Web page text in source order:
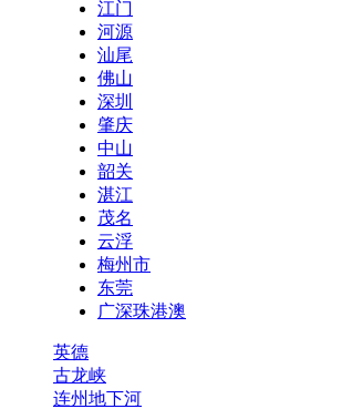
江门
河源
汕尾
佛山
深圳
肇庆
中山
韶关
湛江
茂名
云浮
梅州市
东莞
广深珠港澳
英德
古龙峡
连州地下河